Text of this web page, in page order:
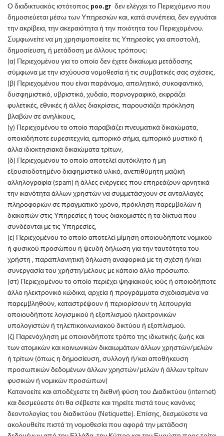
Οδιαδικτυακός ιστότοπος poo.gr δεν ελέγχει το Περιεχόμενο που
δημοσιεύεται μέσω των Υπηρεσιών και, κατά συνέπεια, δεν εγγυάται
την ακρίβεια, την ακεραιότητα ή την ποιότητα του Περιεχομένου.
Συμφωνείτε να μη χρησιμοποιείτε τις Υπηρεσίες για αποστολή,
δημοσίευση, ή μετάδοση με άλλους τρόπους:
(α) Περιεχομένου για το οποίο δεν έχετε δικαίωμα μετάδοσης
σύμφωνα με την ισχύουσα νομοθεσία ή τις συμβατικές σας σχέσεις,
(β) Περιεχομένου που είναι παράνομο, απειλητικό, συκοφαντικό,
δυσφημιστικό, υβριστικό, χυδαίο, πορνογραφικό, εκφράζει
φυλετικές, εθνικές ή άλλες διακρίσεις, παρουσιάζει πρόκληση
βλαβών σε ανηλίκους,
(γ) Περιεχομένου το οποίο παραβιάζει πνευματικά δικαιώματα,
οποιαδήποτε ευρεσιτεχνία, εμπορικό σήμα, εμπορικό μυστικό ή
άλλα ιδιοκτησιακά δικαιώματα τρίτων,
(δ) Περιεχομένου το οποίο αποτελεί αυτόκλητο ή μη
εξουσιοδοτημένο διαφημιστικό υλικό, ανεπιθύμητη μαζική
αλληλογραφία (spam) ή άλλες ενέργειες που επηρεάζουν αρνητικά
την ικανότητα άλλων χρηστών να συμμετάσχουν σε ανταλλαγές
πληροφοριών σε πραγματικό χρόνο, πρόκληση παρεμβολών ή
διακοπών στις Υπηρεσίες ή τους διακομιστές ή τα δίκτυα που
συνδέονται με τις Υπηρεσίες,
(ε) Περιεχομένου το οποίο αποτελεί μίμηση οποιουδήποτε νομικού
ή φυσικού προσώπου ή ψευδή δήλωση για την ταυτότητα του
χρήστη , παραπλανητική δήλωση αναφορικά με τη σχέση ή/και
συνεργασία του χρήστη/μέλους με κάποιο άλλο πρόσωπο.
(στ) Περιεχομένου το οποίο περιέχει ψηφιακούς ιούς ή οποιοδήποτε
άλλο ηλεκτρονικό κώδικα, αρχεία ή προγράμματα σχεδιασμένα να
παρεμβληθούν, καταστρέψουν ή περιορίσουν τη λειτουργία
οποιουδήποτε λογισμικού ή εξοπλισμού ηλεκτρονικών
υπολογιστών ή τηλεπικοινωνιακού δικτύου ή εξοπλισμού.
(ζ) Παρενόχληση με οποιονδήποτε τρόπο της ιδιωτικής ζωής και
των ατομικών και κοινωνικών δικαιωμάτων άλλων χρηστών/μελών
ή τρίτων (όπως η δημοσίευση, συλλογή ή/και αποθήκευση
προσωπικών δεδομένων άλλων χρηστών/μελών ή άλλων τρίτων
φυσικών ή νομικών προσώπων)
Κατανοείτε και αποδέχεστε τη διεθνή φύση του Διαδικτύου (internet)
και δεσμεύεστε ότι θα σέβεστε και τηρείτε πιστά τους κανόνες
δεοντολογίας του διαδικτύου (Netiquette). Επίσης, δεσμεύεστε να
ακολουθείτε πιστά τη νομοθεσία που αφορά την μετάδοση